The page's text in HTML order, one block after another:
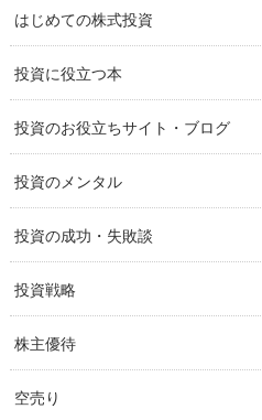
はじめての株式投資
投資に役立つ本
投資のお役立ちサイト・ブログ
投資のメンタル
投資の成功・失敗談
投資戦略
株主優待
空売り